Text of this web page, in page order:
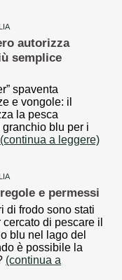
autorizza
semplice
spaventa
e vongole: il
la pesca
blu per i
(continua a leggere)
e permessi
di frodo sono stati
di pescare il
blu nel lago del
è possibile la
(continua a